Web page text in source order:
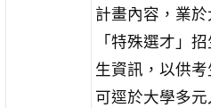
計畫內容，業
「特殊選才」
生資訊，以供
可逕於大學多